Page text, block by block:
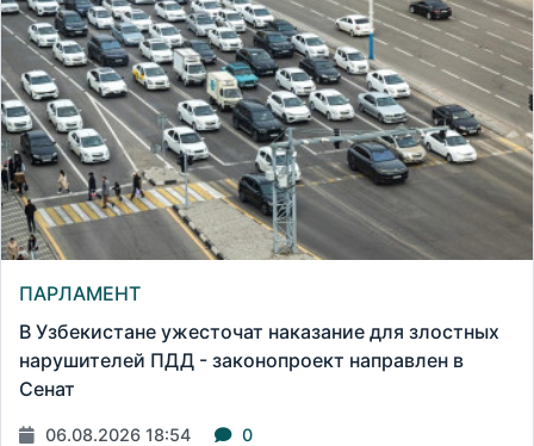
ПАРЛАМЕНТ
В Узбекистане ужесточат наказание для злостных
нарушителей ПДД - законопроект направлен в
Сенат
06.08.2026 18:54 0